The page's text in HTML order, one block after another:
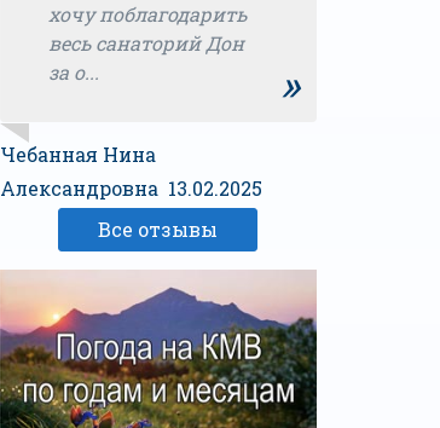
хочу поблагодарить
весь санаторий Дон
за о...
»
Чебанная Нина
Александровна 13.02.2025
Все отзывы